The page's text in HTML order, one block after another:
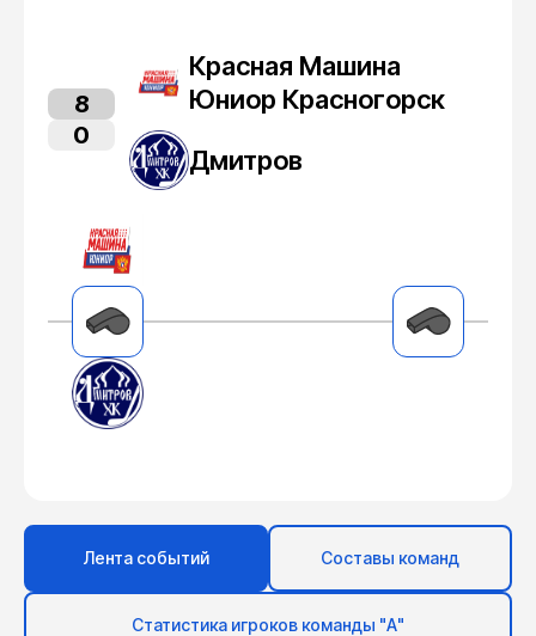
Красная Машина
Юниор Красногорск
8
0
Дмитров
Лента событий Составы команд
Статистика игроков команды "А"